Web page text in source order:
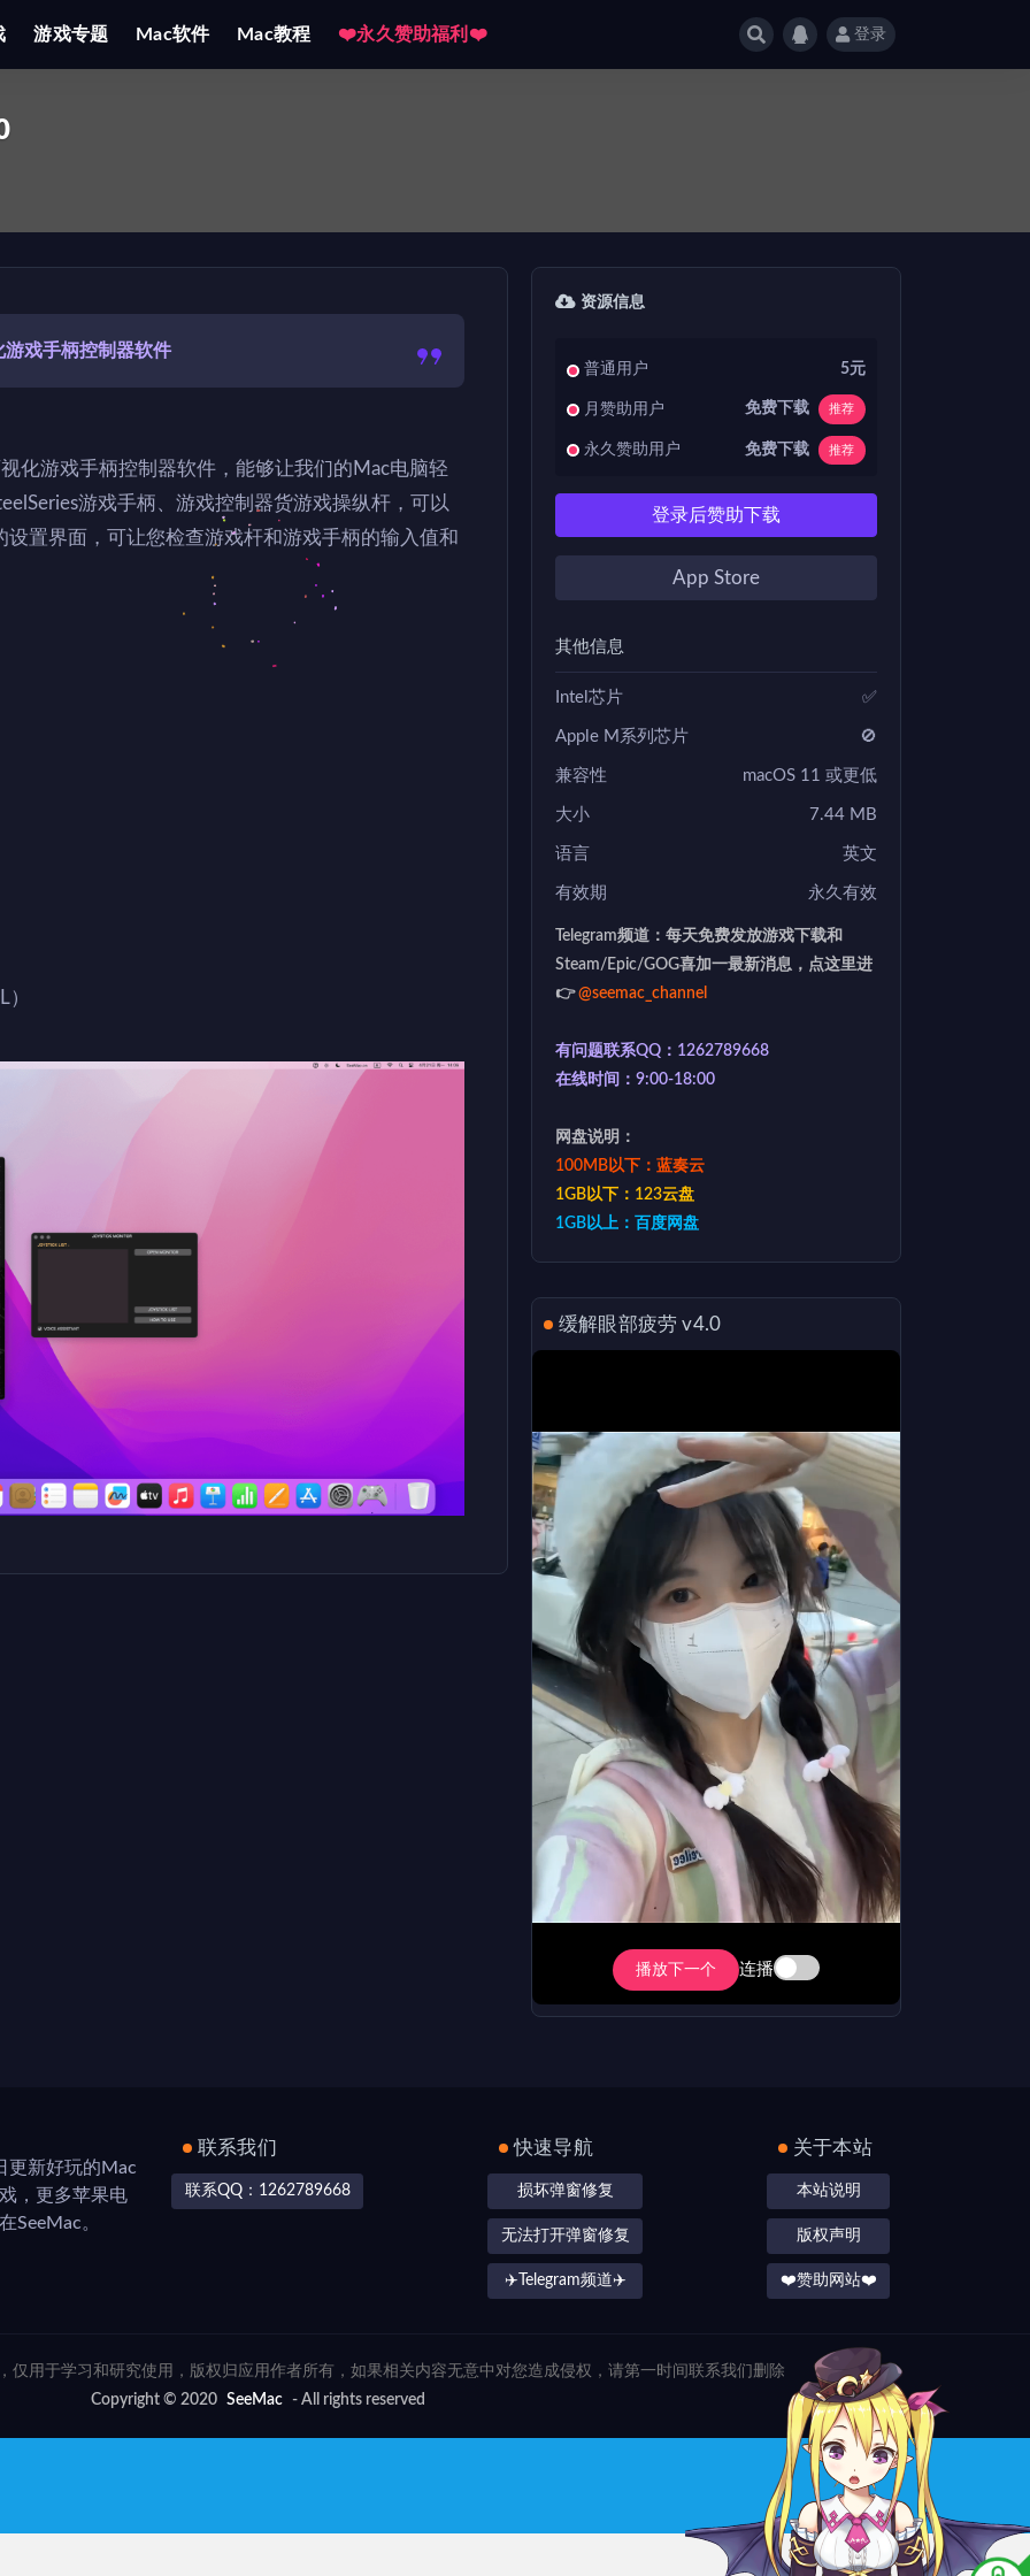
游戏专题 Mac软件 Mac教程 ❤️永久赞助福利❤️ 登录
游戏手柄控制器软件
化游戏手柄控制器软件，能够让我们的Mac电脑轻
游戏手柄、游戏控制器货游戏操纵杆，可以
置界面，可让您检查游戏杆和游戏手柄的输入值和
资源信息
普通用户 5元
月赞助用户 免费下载 推荐
永久赞助用户 免费下载 推荐
登录后赞助下载
App Store
其他信息
Intel芯片 ✅
Apple M系列芯片 🚫
兼容性 macOS 11 或更低
大小 7.44 MB
语言 英文
有效期 永久有效
Telegram频道：每天免费发放游戏下载和
Steam/Epic/GOG喜加一最新消息，点这里进
👉@seemac_channel
有问题联系QQ：1262789668
在线时间：9:00-18:00
网盘说明：
100MB以下：蓝奏云
1GB以下：123云盘
1GB以上：百度网盘
缓解眼部疲劳 v4.0
播放下一个 连播
更新好玩的Mac
，更多苹果电
SeeMac。
联系我们
联系QQ：1262789668
快速导航
损坏弹窗修复
无法打开弹窗修复
✈️Telegram频道✈️
关于本站
本站说明
版权声明
❤️赞助网站❤️
仅用于学习和研究使用，版权归应用作者所有，如果相关内容无意中对您造成侵权，请第一时间联系我们删除
Copyright © 2020 SeeMac - All rights reserved